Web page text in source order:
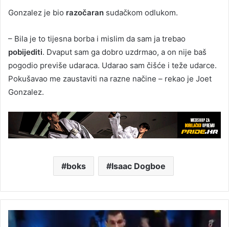
Gonzalez je bio razočaran sudačkom odlukom.
– Bila je to tijesna borba i mislim da sam ja trebao
pobijediti. Dvaput sam ga dobro uzdrmao, a on nije baš
pogodio previše udaraca. Udarao sam čišće i teže udarce.
Pokušavao me zaustaviti na razne načine – rekao je Joet
Gonzalez.
boks Isaac Dogboe